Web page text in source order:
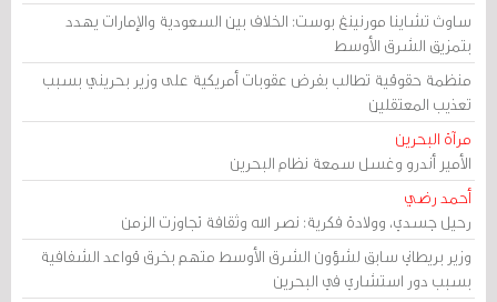
ساوث تشاينا مورنينغ بوست: الخلاف بين السعودية والإمارات يهدد
بتمزيق الشرق الأوسط
منظمة حقوقية تطالب بفرض عقوبات أمريكية على وزير بحريني بسبب
تعذيب المعتقلين
مرآة البحرين
الأمير أندرو وغسل سمعة نظام البحرين
أحمد رضي
رحيل جسدي، وولادة فكرية: نصر الله وثقافة تجاوزت الزمن
وزير بريطاني سابق لشؤون الشرق الأوسط متهم بخرق قواعد الشفافية
بسبب دور استشاري في البحرين